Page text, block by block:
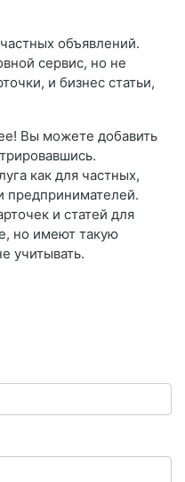
объявлений.
сервис, но не
и бизнес статьи,
Вы можете добавить
как для частных,
предпринимателей.
и статей для
но имеют такую
учитывать.